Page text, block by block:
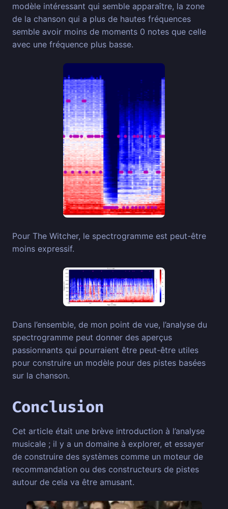
modèle intéressant qui semble apparaître, la zone
de la chanson qui a plus de hautes fréquences
semble avoir moins de moments 0 notes que celle
avec une fréquence plus basse.
Pour The Witcher, le spectrogramme est peut-être
moins expressif.
Dans l’ensemble, de mon point de vue, l’analyse du
spectrogramme peut donner des aperçus
passionnants qui pourraient être peut-être utiles
pour construire un modèle pour des pistes basées
sur la chanson.
Conclusion
Cet article était une brève introduction à l’analyse
musicale ; il y a un domaine à explorer, et essayer
de construire des systèmes comme un moteur de
recommandation ou des constructeurs de pistes
autour de cela va être amusant.